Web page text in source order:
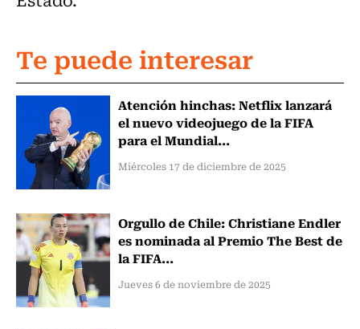
Te puede interesar
Atención hinchas: Netflix lanzará
el nuevo videojuego de la FIFA
para el Mundial...
Miércoles 17 de diciembre de 2025
Orgullo de Chile: Christiane Endler
es nominada al Premio The Best de
la FIFA...
Jueves 6 de noviembre de 2025